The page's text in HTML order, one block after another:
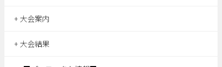
大会案内
大会結果